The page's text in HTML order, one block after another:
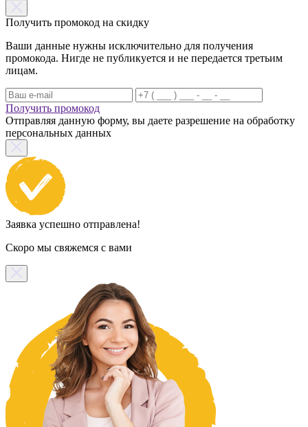
Получить промокод на скидку
Ваши данные нужны исключительно для получения
промокода. Нигде не публикуется и не передается третьим
лицам.
Получить промокод
Отправляя данную форму, вы даете разрешение на обработку
персональных данных
Заявка успешно отправлена!
Скоро мы свяжемся с вами